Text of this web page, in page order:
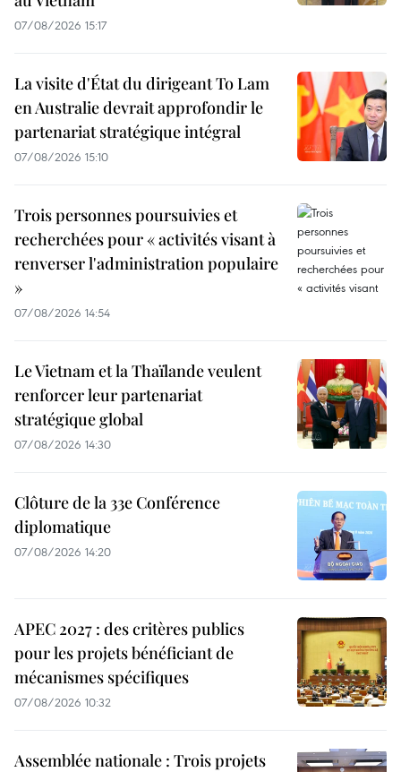
07/08/2026 15:17
La visite d'État du dirigeant To Lam
en Australie devrait approfondir le
partenariat stratégique intégral
07/08/2026 15:10
Trois personnes poursuivies et
recherchées pour « activités visant à
renverser l'administration populaire
»
07/08/2026 14:54
Le Vietnam et la Thaïlande veulent
renforcer leur partenariat
stratégique global
07/08/2026 14:30
Clôture de la 33e Conférence
diplomatique
07/08/2026 14:20
APEC 2027 : des critères publics
pour les projets bénéficiant de
mécanismes spécifiques
07/08/2026 10:32
Assemblée nationale : Trois projets